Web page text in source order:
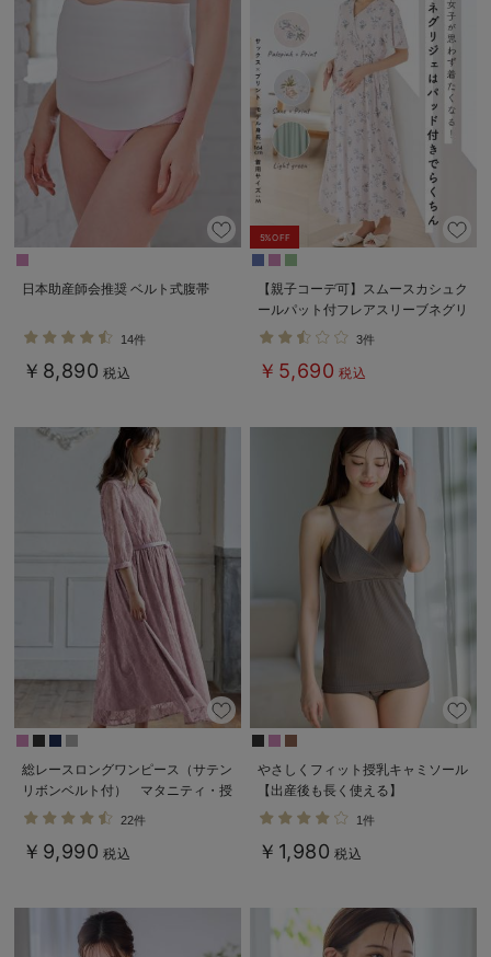
日本助産師会推奨 ベルト式腹帯
14件
￥8,890 税込
5%OFF
【親子コーデ可】スムースカシュク
ールパット付フレアスリーブネグリ
ジェ マタニティ・産後授乳服【出
産後も長く着れる】
3件
￥5,690 税込
総レースロングワンピース（サテン
リボンベルト付） マタニティ・授
乳服【出産後も長く使える】
22件
￥9,990 税込
やさしくフィット授乳キャミソール
【出産後も長く使える】
1件
￥1,980 税込